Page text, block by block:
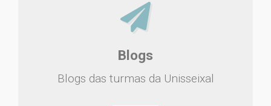
Blogs
Blogs das turmas da Unisseixal